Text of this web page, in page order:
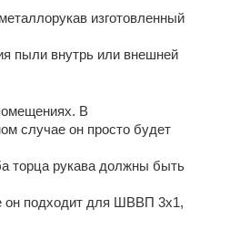
изготовленный
пыли внутрь или внешней
В
случае он просто будет
торца рукава должны быть
он подходит для ШВВП 3х1,